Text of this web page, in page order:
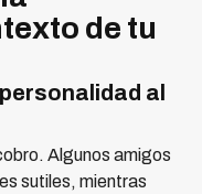
de tu
al
Algunos amigos
sutiles, mientras